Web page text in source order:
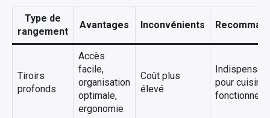
Type de
rangement
Avantages Inconvénients
Tiroirs
profonds
Accès
facile,
organisation
optimale,
ergonomie
Coût plus
élevé
pour cuisine
fonctionnelle